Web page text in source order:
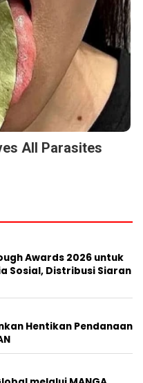
All Parasites
Awards 2026 untuk
Sosial, Distribusi Siaran
Hentikan Pendanaan